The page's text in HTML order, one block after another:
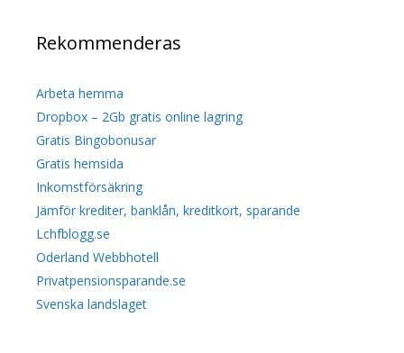
Rekommenderas
Arbeta hemma
Dropbox – 2Gb gratis online lagring
Gratis Bingobonusar
Gratis hemsida
Inkomstförsäkring
Jämför krediter, banklån, kreditkort, sparande
Lchfblogg.se
Oderland Webbhotell
Privatpensionsparande.se
Svenska landslaget